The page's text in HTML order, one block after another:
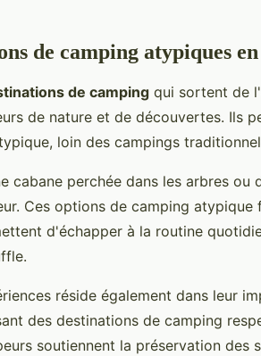
de camping atypiques
de camping qui sortent de
de nature et de découvertes. Ils
loin des campings
cabane perchée dans les arbres ou
Ces options de camping atypique
d'échapper à la routine
réside également dans leur
des destinations de camping
soutiennent la préservation des